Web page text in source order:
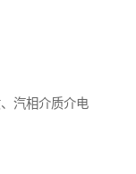
汽相介质介电